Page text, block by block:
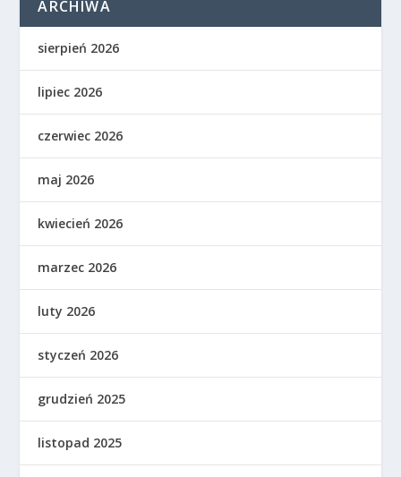
ARCHIWA
sierpień 2026
lipiec 2026
czerwiec 2026
maj 2026
kwiecień 2026
marzec 2026
luty 2026
styczeń 2026
grudzień 2025
listopad 2025